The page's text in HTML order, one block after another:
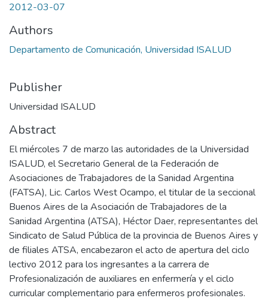
2012-03-07
Authors
Departamento de Comunicación, Universidad ISALUD
Publisher
Universidad ISALUD
Abstract
El miércoles 7 de marzo las autoridades de la Universidad
ISALUD, el Secretario General de la Federación de
Asociaciones de Trabajadores de la Sanidad Argentina
(FATSA), Lic. Carlos West Ocampo, el titular de la seccional
Buenos Aires de la Asociación de Trabajadores de la
Sanidad Argentina (ATSA), Héctor Daer, representantes del
Sindicato de Salud Pública de la provincia de Buenos Aires y
de filiales ATSA, encabezaron el acto de apertura del ciclo
lectivo 2012 para los ingresantes a la carrera de
Profesionalización de auxiliares en enfermería y el ciclo
curricular complementario para enfermeros profesionales.